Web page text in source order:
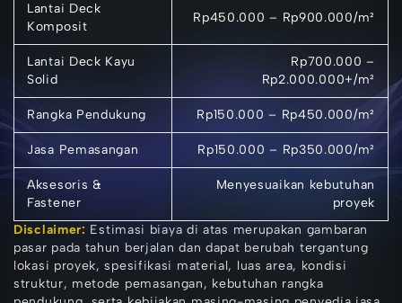
Lantai Deck
Komposit
Rp450.000 – Rp900.000/m²
Lantai Deck Kayu
Solid
Rp700.000 –
Rp2.000.000+/m²
Rangka Pendukung Rp150.000 – Rp450.000/m²
Jasa Pemasangan Rp150.000 – Rp350.000/m²
Aksesoris &
Fastener
Menyesuaikan kebutuhan
proyek
Disclaimer: Estimasi biaya di atas merupakan gambaran
pasar pada tahun berjalan dan dapat berubah tergantung
lokasi proyek, spesifikasi material, luas area, kondisi
struktur, metode pemasangan, kebutuhan rangka